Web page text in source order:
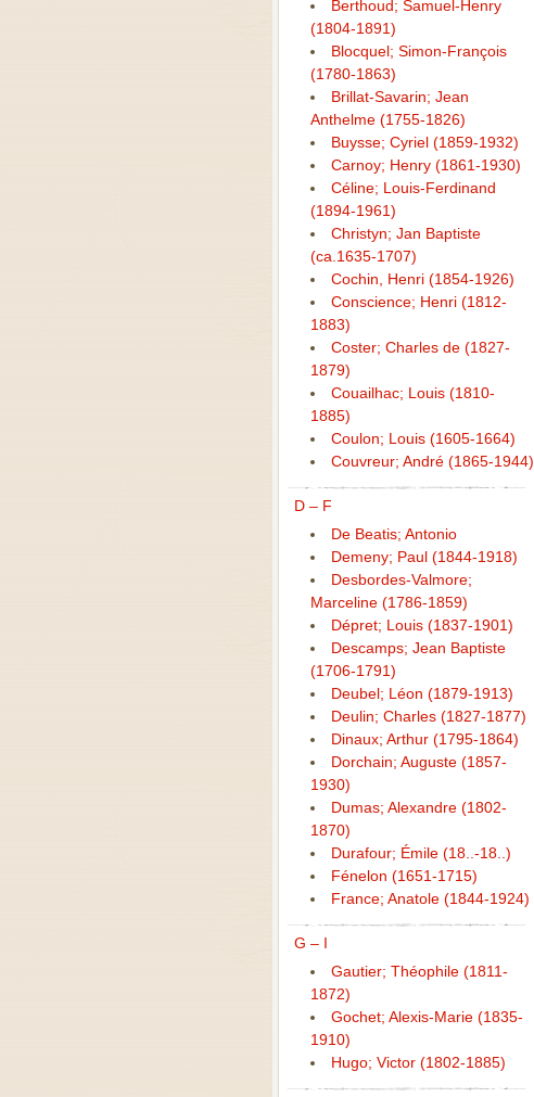
Berthoud; Samuel-Henry
(1804-1891)
Blocquel; Simon-François
(1780-1863)
Brillat-Savarin; Jean
Anthelme (1755-1826)
Buysse; Cyriel (1859-1932)
Carnoy; Henry (1861-1930)
Céline; Louis-Ferdinand
(1894-1961)
Christyn; Jan Baptiste
(ca.1635-1707)
Cochin, Henri (1854-1926)
Conscience; Henri (1812-
1883)
Coster; Charles de (1827-
1879)
Couailhac; Louis (1810-
1885)
Coulon; Louis (1605-1664)
Couvreur; André (1865-1944)
D – F
De Beatis; Antonio
Demeny; Paul (1844-1918)
Desbordes-Valmore;
Marceline (1786-1859)
Dépret; Louis (1837-1901)
Descamps; Jean Baptiste
(1706-1791)
Deubel; Léon (1879-1913)
Deulin; Charles (1827-1877)
Dinaux; Arthur (1795-1864)
Dorchain; Auguste (1857-
1930)
Dumas; Alexandre (1802-
1870)
Durafour; Émile (18..-18..)
Fénelon (1651-1715)
France; Anatole (1844-1924)
G – I
Gautier; Théophile (1811-
1872)
Gochet; Alexis-Marie (1835-
1910)
Hugo; Victor (1802-1885)